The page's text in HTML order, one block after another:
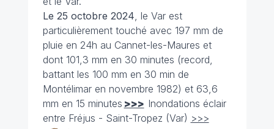
Le 25 octobre 2024 , le Var est
particulièrement touché avec 197 mm de
pluie en 24h au Cannet-les-Maures et
dont 101,3 mm en 30 minutes (record,
battant les 100 mm en 30 min de
Montélimar en novembre 1982) et 63,6
mm en 15 minutes >>> Inondations éclair
entre Fréjus - Saint-Tropez (Var) >>>